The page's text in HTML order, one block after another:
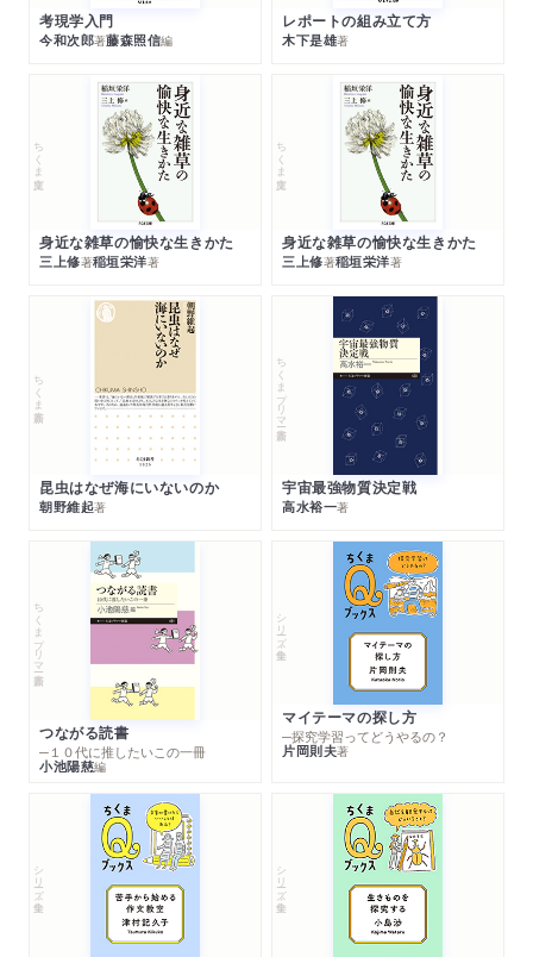
考現学入門
今和次郎著藤森照信編
レポートの組み立て方
木下是雄著
ちくま文庫
身近な雑草の愉快な生きかた
三上修著稲垣栄洋著
ちくま文庫
身近な雑草の愉快な生きかた
三上修著稲垣栄洋著
ちくま新書
昆虫はなぜ海にいないのか
朝野維起著
ちくまプリマー新書
宇宙最強物質決定戦
高水裕一著
ちくまプリマー新書
つながる読書
─１０代に推したいこの一冊
小池陽慈編
シリーズ・全集
マイテーマの探し方
─探究学習ってどうやるの？
片岡則夫著
シリーズ・全集 シリーズ・全集